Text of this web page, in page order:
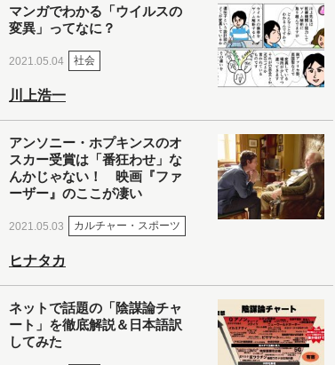
マンガでわかる「ウイルスの
変異」ってなに？
2021.05.04 社会
川上浩一
アンソニー・ホプキンスのオ
スカー受賞は「番狂わせ」な
んかじゃない！ 映画『ファ
ーザー』のここが凄い
2021.05.03 カルチャー・スポーツ
ヒナタカ
ネットで話題の「陰謀論チャ
ート」を徹底解説＆日本語訳
してみた